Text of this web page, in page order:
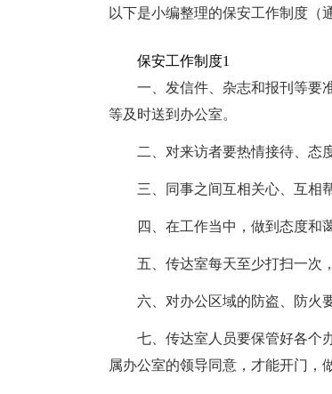
以下是小编整理的保安工作制度（
保安工作制度1
一、发信件、杂志和报刊等要
等及时送到办公室。
二、对来访者要热情接待、态
三、同事之间互相关心、互相
四、在工作当中，做到态度和
五、传达室每天至少打扫一次
六、对办公区域的防盗、防火
七、传达室人员要保管好各个
属办公室的领导同意，才能开门，